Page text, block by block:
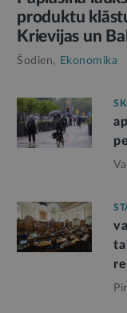
produktu
Krievijas un
Šodien, Ekonomika